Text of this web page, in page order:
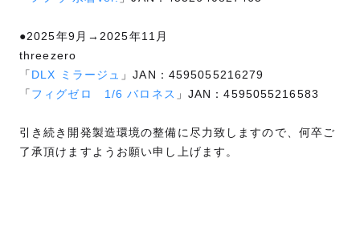
●2025年9月→2025年11月
threezero
「 DLX ミラージュ
」JAN：4595055216279
「 フィグゼロ 1/6 バロネス 」JAN：4595055216583
引き続き開発製造環境の整備に尽力致しますので、何卒ご
了承頂けますようお願い申し上げます。